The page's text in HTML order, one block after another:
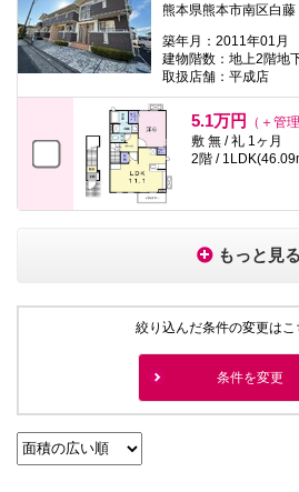
熊本県熊本市南区白
築年月：2011年01月
建物階数：地上2階地
取扱店舗：平成店
5.1万円
（＋管
敷 無 / 礼 1ヶ月
2階 /
もっと見る
絞り込んだ条件の変更はこ
条件を変更